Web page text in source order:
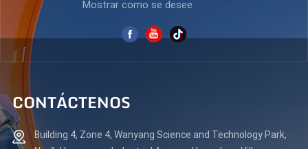
Soporte ergonómico | Tecnología para el cuidado de los
ojos Juega más rápido. Ve más. Reacciona primero.
Mostrar como se desee
CONTÁCTENOS
Building 4, Zone 4, Wanyang Science and Technology Park,